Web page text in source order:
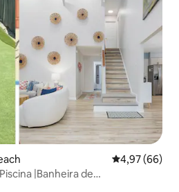
Classificação
4,97 (66)
|Banheira de